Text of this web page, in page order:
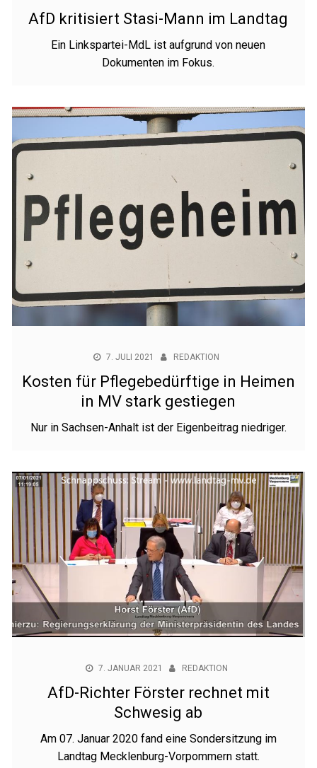
AfD kritisiert Stasi-Mann im Landtag
Ein Linkspartei-MdL ist aufgrund von neuen
Dokumenten im Fokus.
7. JULI 2021 REDAKTION
Kosten für Pflegebedürftige in Heimen
in MV stark gestiegen
Nur in Sachsen-Anhalt ist der Eigenbeitrag niedriger.
7. JANUAR 2021 REDAKTION
AfD-Richter Förster rechnet mit
Schwesig ab
Am 07. Januar 2020 fand eine Sondersitzung im
Landtag Mecklenburg-Vorpommern statt.